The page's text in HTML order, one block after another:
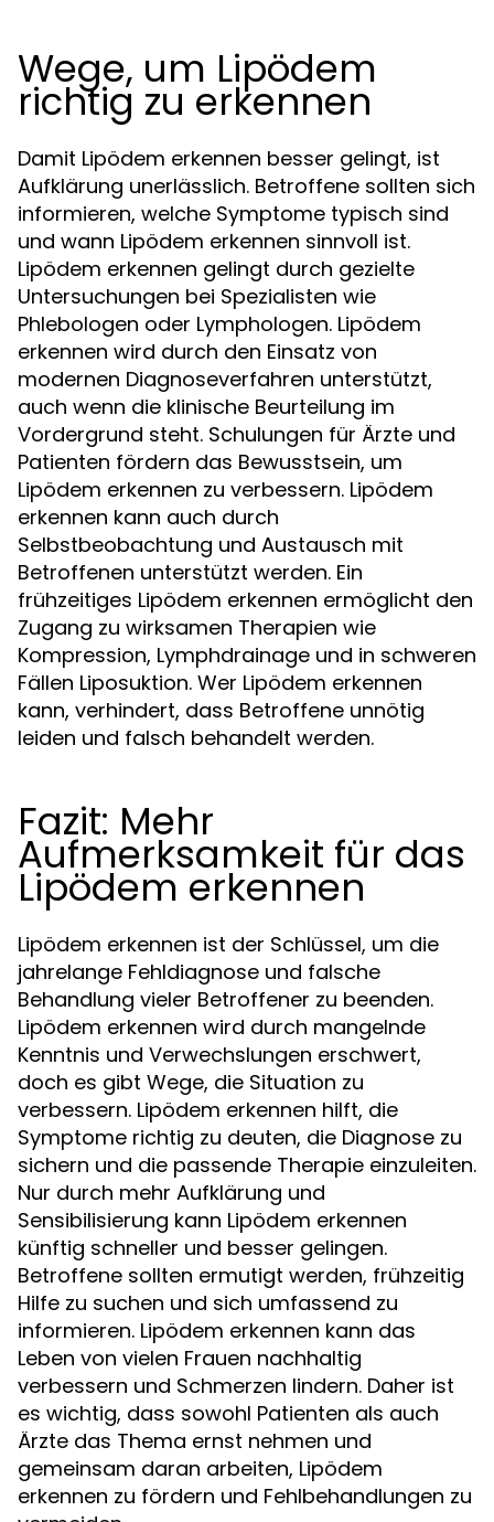
Wege, um Lipödem
richtig zu erkennen
Damit Lipödem erkennen besser gelingt, ist
Aufklärung unerlässlich. Betroffene sollten sich
informieren, welche Symptome typisch sind
und wann Lipödem erkennen sinnvoll ist.
Lipödem erkennen gelingt durch gezielte
Untersuchungen bei Spezialisten wie
Phlebologen oder Lymphologen. Lipödem
erkennen wird durch den Einsatz von
modernen Diagnoseverfahren unterstützt,
auch wenn die klinische Beurteilung im
Vordergrund steht. Schulungen für Ärzte und
Patienten fördern das Bewusstsein, um
Lipödem erkennen zu verbessern. Lipödem
erkennen kann auch durch
Selbstbeobachtung und Austausch mit
Betroffenen unterstützt werden. Ein
frühzeitiges Lipödem erkennen ermöglicht den
Zugang zu wirksamen Therapien wie
Kompression, Lymphdrainage und in schweren
Fällen Liposuktion. Wer Lipödem erkennen
kann, verhindert, dass Betroffene unnötig
leiden und falsch behandelt werden.
Fazit: Mehr
Aufmerksamkeit für das
Lipödem erkennen
Lipödem erkennen ist der Schlüssel, um die
jahrelange Fehldiagnose und falsche
Behandlung vieler Betroffener zu beenden.
Lipödem erkennen wird durch mangelnde
Kenntnis und Verwechslungen erschwert,
doch es gibt Wege, die Situation zu
verbessern. Lipödem erkennen hilft, die
Symptome richtig zu deuten, die Diagnose zu
sichern und die passende Therapie einzuleiten.
Nur durch mehr Aufklärung und
Sensibilisierung kann Lipödem erkennen
künftig schneller und besser gelingen.
Betroffene sollten ermutigt werden, frühzeitig
Hilfe zu suchen und sich umfassend zu
informieren. Lipödem erkennen kann das
Leben von vielen Frauen nachhaltig
verbessern und Schmerzen lindern. Daher ist
es wichtig, dass sowohl Patienten als auch
Ärzte das Thema ernst nehmen und
gemeinsam daran arbeiten, Lipödem
erkennen zu fördern und Fehlbehandlungen zu